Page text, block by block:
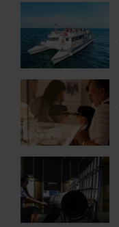
promenade
en
catamaran
et
visitez
les
élevages
de
à
Valence
Exposition
immersive
«
La
Légende
du
Titanic
»
à
Valencia
Exposition
«
Musique
et
Mathématiques